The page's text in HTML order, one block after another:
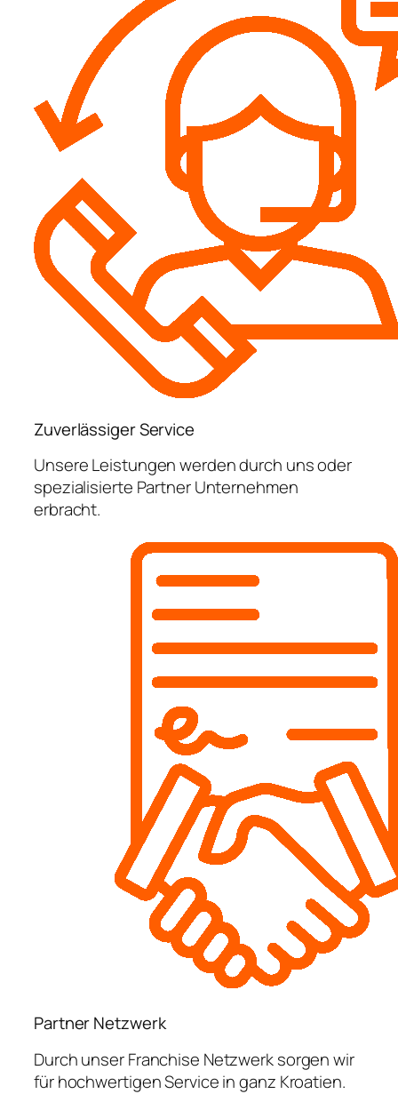
Zuverlässiger Service
Unsere Leistungen werden durch uns oder
spezialisierte Partner Unternehmen
erbracht.
Partner Netzwerk
Durch unser Franchise Netzwerk sorgen wir
für hochwertigen Service in ganz Kroatien.